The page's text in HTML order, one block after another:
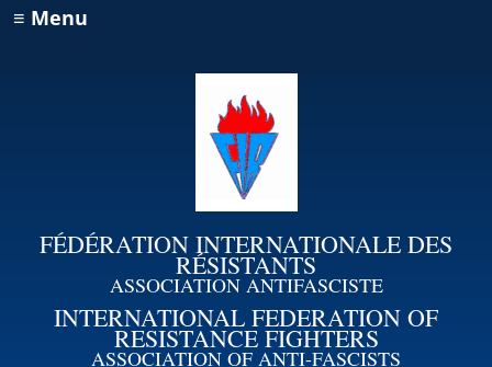
≡ Menu
FÉDÉRATION INTERNATIONALE DES
RÉSISTANTS
ASSOCIATION ANTIFASCISTE
INTERNATIONAL FEDERATION OF
RESISTANCE FIGHTERS
ASSOCIATION OF ANTI-FASCISTS